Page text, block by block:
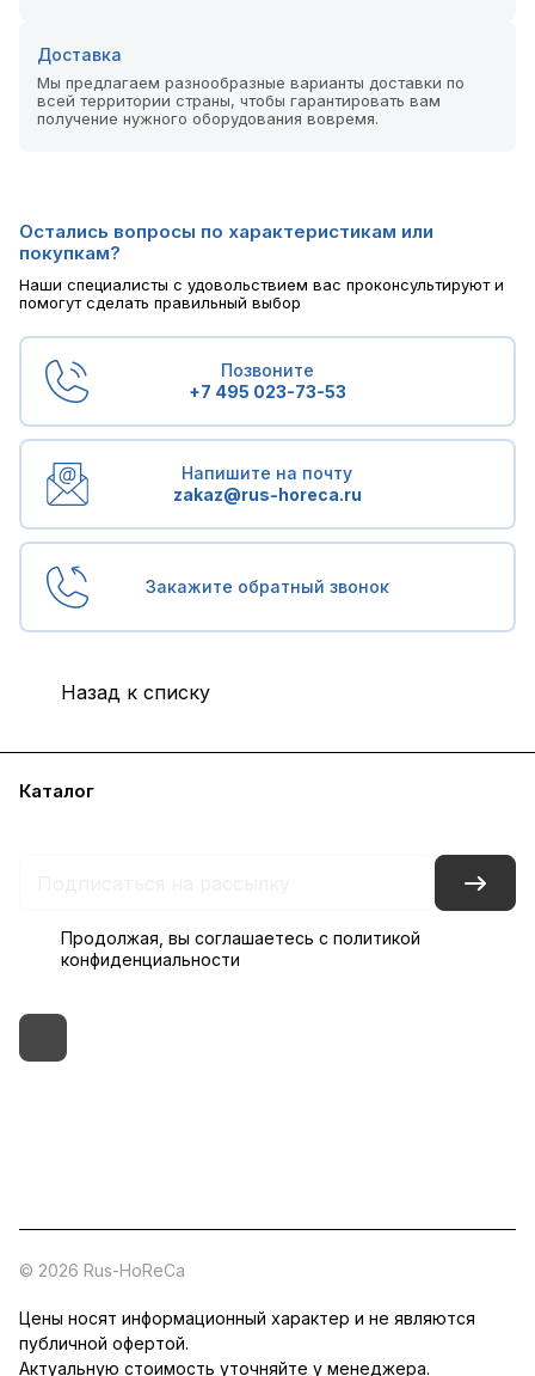
Доставка
Мы предлагаем разнообразные варианты доставки по
всей территории страны, чтобы гарантировать вам
получение нужного оборудования вовремя.
Остались вопросы по характеристикам или
покупкам?
Наши специалисты с удовольствием вас проконсультируют и
помогут сделать правильный выбор
Позвоните
+7 495 023-73-53
Напишите на почту
zakaz@rus-horeca.ru
Закажите обратный звонок
Назад к списку
Каталог
Продолжая, вы соглашаетесь с политикой
конфиденциальности
© 2026 Rus-HoReCa
Цены носят информационный характер и не являются
публичной офертой.
Актуальную стоимость уточняйте у менеджера.